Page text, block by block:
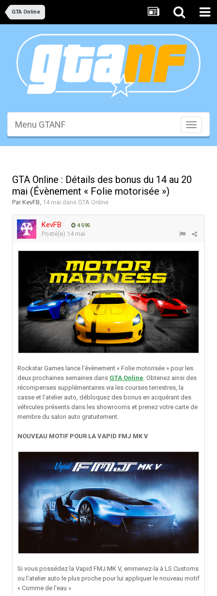
GTA Online
Toggle
Menu GTANF
GTA Online : Détails des bonus du 14 au 20
mai (Évènement « Folie motorisée »)
ParKevFB, 14 mai dans GTA Online
KevFB 4 595
Posté(e) 14 mai
Rockstar Games lance l'évènement « Folie motorisée » pour les
deux prochaines semaines dans GTA Online . Obtenez ainsi des
récompenses supplémentaires via les courses terrestres, la
casse et l'atelier auto, débloquez des bonus en acquérant des
véhicules présents dans les showrooms et prenez votre carte de
membre du salon auto gratuitement.
NOUVEAU MOTIF POUR LA VAPID FMJ MK V
Si vous possédez la Vapid FMJ MK V, emmenez-la à LS Customs
ou l'atelier auto le plus proche pour lui appliquer le nouveau motif
« Comme de l'eau ».